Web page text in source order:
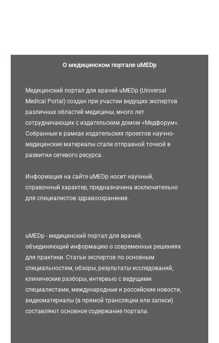
О медицинском портале uMEDp
Медицинский портал для врачей uMEDp (Universal
Medical Portal) создан при участии ведущих экспертов
различных областей медицины, много лет
сотрудничающих с издательским домом «Медфорум».
Собранные в рамках издательских проектов научно-
медицинские материалы стали отправной точкой в
развитии сетевого ресурса.
Информация на сайте uMEDp носит научный,
справочный характер, предназначена исключительно
для специалистов здравоохранения.
uMEDp - медицинский портал для врачей,
объединяющий информацию о современных решениях
для практики. Статьи экспертов по основным
специальностям, обзоры, результаты исследований,
клинические разборы, интервью с ведущими
специалистами, международные и российские новости,
видеоматериалы (в прямой трансляции или записи)
составляют основное содержание портала.